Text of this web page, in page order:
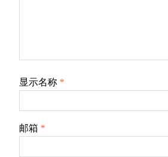
显示名称 *
邮箱 *